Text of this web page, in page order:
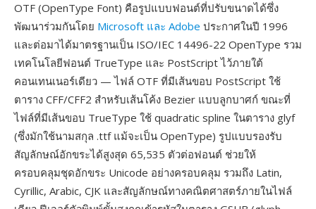
OTF (OpenType Font) คือรูปแบบฟอนต์ที่ปรับขนาดได้ซึ่ง
พัฒนาร่วมกันโดย Microsoft และ Adobe ประกาศในปี 1996
และต่อมาได้มาตรฐานเป็น ISO/IEC 14496-22 OpenType รวม
เทคโนโลยีฟอนต์ TrueType และ PostScript ไว้ภายใต้
คอนเทนเนอร์เดียว — ไฟล์ OTF ที่มีเส้นขอบ PostScript ใช้
ตาราง CFF/CFF2 สำหรับเส้นโค้ง Bezier แบบลูกบาศก์ ขณะที่
ไฟล์ที่มีเส้นขอบ TrueType ใช้ quadratic spline ในตาราง glyf
(ซึ่งมักใช้นามสกุล .ttf แม้จะเป็น OpenType) รูปแบบรองรับ
สัญลักษณ์อักขระได้สูงสุด 65,535 ตัวต่อฟอนต์ ช่วยให้
ครอบคลุมชุดอักขระ Unicode อย่างครอบคลุม รวมถึง Latin,
Cyrillic, Arabic, CJK และสัญลักษณ์ทางคณิตศาสตร์ภายในไฟล์